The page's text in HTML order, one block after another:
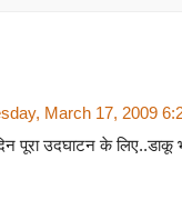
March 17, 2009
पूरा उदघाटन के लिए..डाकू